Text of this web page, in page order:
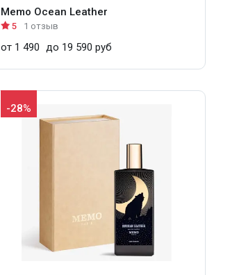
Memo Ocean Leather
5 1 отзыв
от 1 490 до 19 590 руб
-28%